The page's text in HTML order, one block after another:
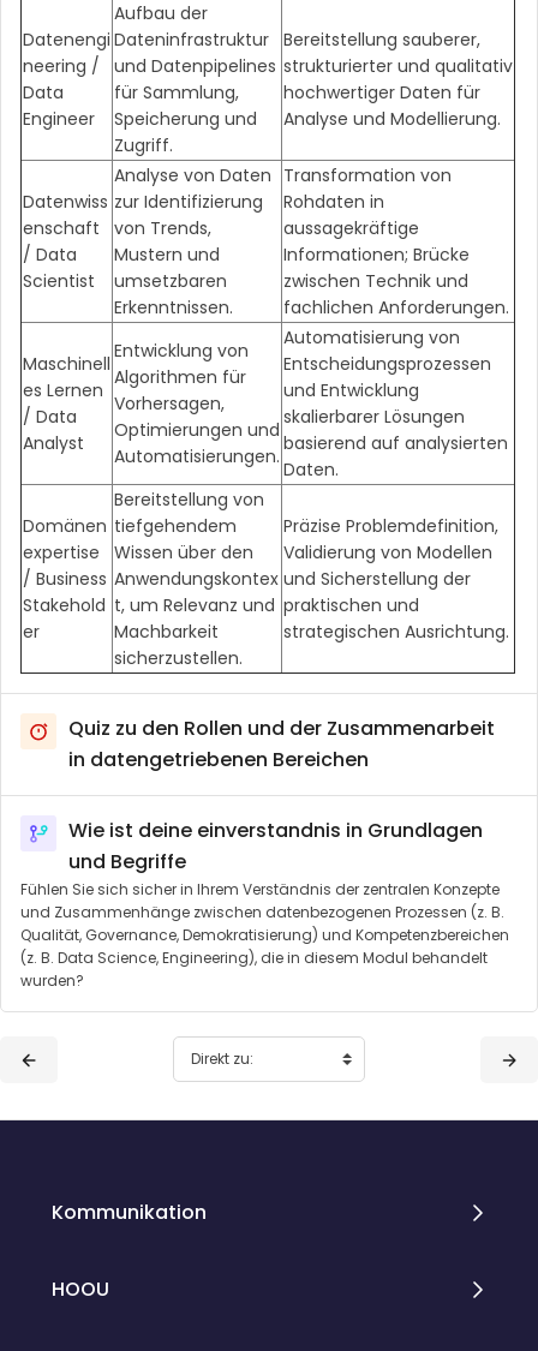
Datenengi
neering /
Data
Engineer
Aufbau der
Dateninfrastruktur
und Datenpipelines
für Sammlung,
Speicherung und
Zugriff.
Bereitstellung sauberer,
strukturierter und qualitativ
hochwertiger Daten für
Analyse und Modellierung.
Datenwiss
enschaft
/ Data
Scientist
Analyse von Daten
zur Identifizierung
von Trends,
Mustern und
umsetzbaren
Erkenntnissen.
Transformation von
Rohdaten in
aussagekräftige
Informationen; Brücke
zwischen Technik und
fachlichen Anforderungen.
Maschinell
es Lernen
/ Data
Analyst
Entwicklung von
Algorithmen für
Vorhersagen,
Optimierungen und
Automatisierungen.
Automatisierung von
Entscheidungsprozessen
und Entwicklung
skalierbarer Lösungen
basierend auf analysierten
Daten.
Domänen
expertise
/ Business
Stakehold
er
Bereitstellung von
tiefgehendem
Wissen über den
Anwendungskontex
t, um Relevanz und
Machbarkeit
sicherzustellen.
Präzise Problemdefinition,
Validierung von Modellen
und Sicherstellung der
praktischen und
strategischen Ausrichtung.
Quiz zu den Rollen und der Zusammenarbeit
in datengetriebenen Bereichen
Wie ist deine einverstandnis in Grundlagen
und Begriffe
Fühlen Sie sich sicher in Ihrem Verständnis der zentralen Konzepte
und Zusammenhänge zwischen datenbezogenen Prozessen (z. B.
Qualität, Governance, Demokratisierung) und Kompetenzbereichen
(z. B. Data Science, Engineering), die in diesem Modul behandelt
wurden?
Kommunikation
HOOU